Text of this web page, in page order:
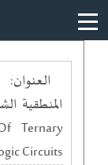
العنوان:
المنطقية
Ternary
Circuits